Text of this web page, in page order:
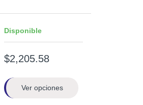
Disponible
$2,205.58
Ver opciones